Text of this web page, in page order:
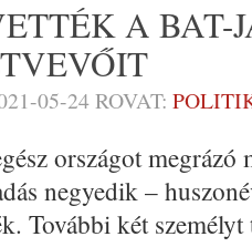
A BAT-
05-24ROVAT:
országot
negyedik –
További két